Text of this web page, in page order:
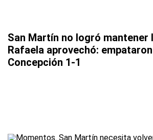
San Martín no logró mantener
Rafaela aprovechó:
Concepción 1-1